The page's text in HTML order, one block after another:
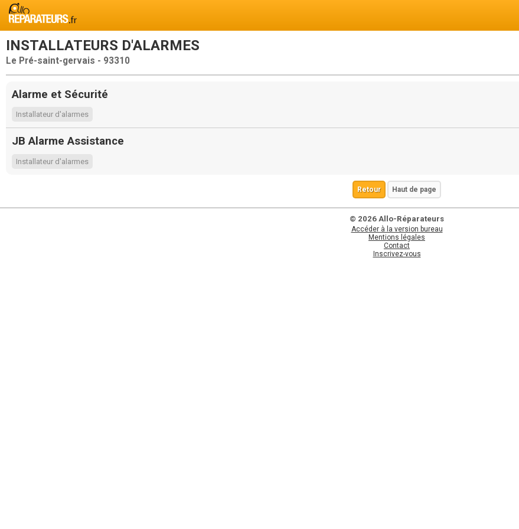
INSTALLATEURS D'ALARMES
Le Pré-saint-gervais - 93310
Alarme et Sécurité
Installateur d'alarmes
JB Alarme Assistance
Installateur d'alarmes
Retour Haut de page
© 2026 Allo-Réparateurs
Accéder à la version bureau
Mentions légales
Contact
Inscrivez-vous